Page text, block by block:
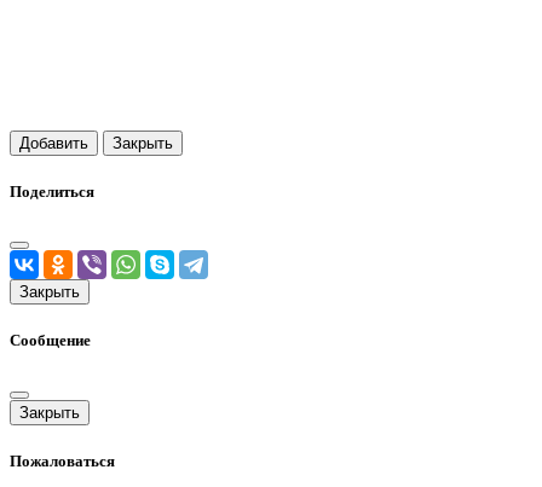
Добавить Закрыть
Поделиться
Закрыть
Сообщение
Закрыть
Пожаловаться